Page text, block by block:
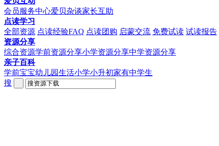
会员服务中心爱贝杂谈家长互助
点读学习
全部资源 点读经验FAQ 点读团购 启蒙交流 免费试读 试读报告
资源分享
综合资源学前资源分享小学资源分享中学资源分享
亲子百科
学前宝宝幼儿园生活小学小升初家有中学生
搜